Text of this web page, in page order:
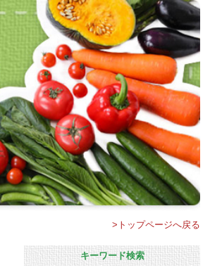
>トップページへ戻る
キーワード検索